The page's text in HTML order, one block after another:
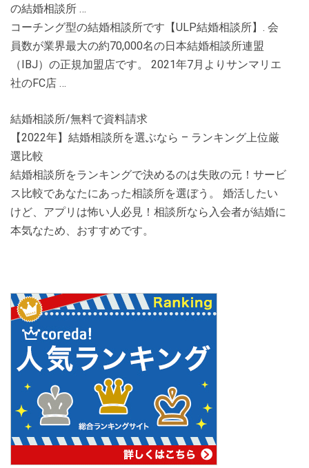
の結婚相談所 …
コーチング型の結婚相談所です【ULP結婚相談所】. 会
員数が業界最大の約70,000名の日本結婚相談所連盟
（IBJ）の正規加盟店です。 2021年7月よりサンマリエ
社のFC店 …
結婚相談所/無料で資料請求
【2022年】結婚相談所を選ぶなら – ランキング上位厳
選比較
結婚相談所をランキングで決めるのは失敗の元！サービ
ス比較であなたにあった相談所を選ぼう。 婚活したい
けど、アプリは怖い人必見！相談所なら入会者が結婚に
本気なため、おすすめです。